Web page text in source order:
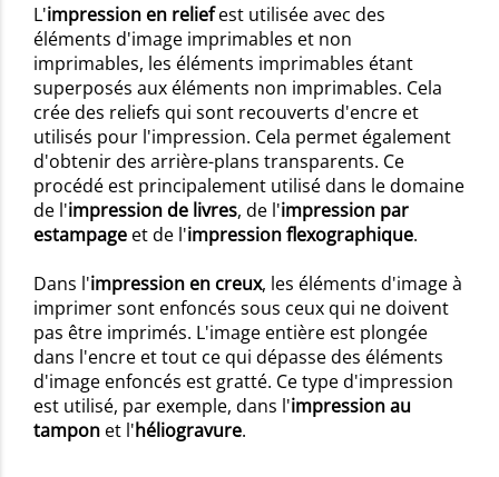
L'impression en reliefest utilisée avec des
éléments d'image imprimables et non
imprimables, les éléments imprimables étant
superposés aux éléments non imprimables. Cela
crée des reliefs qui sont recouverts d'encre et
utilisés pour l'impression. Cela permet également
d'obtenir des arrière-plans transparents. Ce
procédé est principalement utilisé dans le domaine
de l'impression de livres, de l'impression par
estampage et de l'impression flexographique.
Dans l'impression en creux, les éléments d'image à
imprimer sont enfoncés sous ceux qui ne doivent
pas être imprimés. L'image entière est plongée
dans l'encre et tout ce qui dépasse des éléments
d'image enfoncés est gratté. Ce type d'impression
est utilisé, par exemple, dans l'impression au
tampon et l'héliogravure.